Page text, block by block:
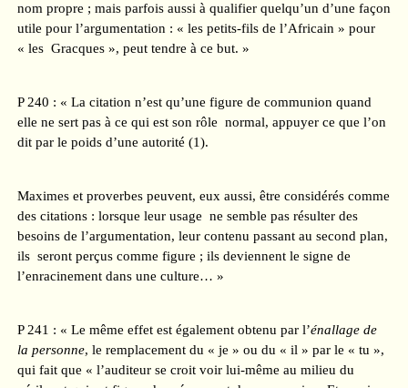
nom propre ; mais parfois aussi à qualifier quelqu’un d’une façon
utile pour l’argumentation : « les petits-fils de l’Africain » pour
« les Gracques », peut tendre à ce but. »
P 240 : « La citation n’est qu’une figure de communion quand
elle ne sert pas à ce qui est son rôle normal, appuyer ce que l’on
dit par le poids d’une autorité (1).
Maximes et proverbes peuvent, eux aussi, être considérés comme
des citations : lorsque leur usage ne semble pas résulter des
besoins de l’argumentation, leur contenu passant au second plan,
ils seront perçus comme figure ; ils deviennent le signe de
l’enracinement dans une culture… »
P 241 : « Le même effet est également obtenu par l’énallage de
la personne, le remplacement du « je » ou du « il » par le « tu »,
qui fait que « l’auditeur se croit voir lui-même au milieu du